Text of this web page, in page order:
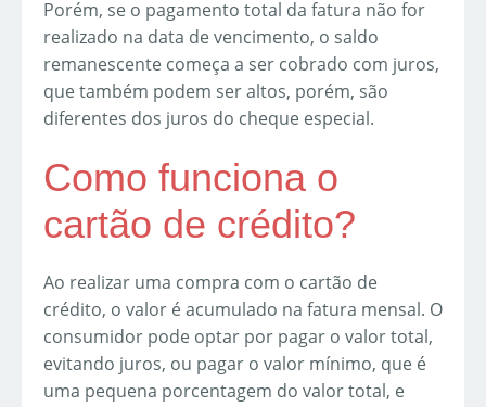
Porém, se o pagamento total da fatura não for
realizado na data de vencimento, o saldo
remanescente começa a ser cobrado com juros,
que também podem ser altos, porém, são
diferentes dos juros do cheque especial.
Como funciona o
cartão de crédito?
Ao realizar uma compra com o cartão de
crédito, o valor é acumulado na fatura mensal. O
consumidor pode optar por pagar o valor total,
evitando juros, ou pagar o valor mínimo, que é
uma pequena porcentagem do valor total, e